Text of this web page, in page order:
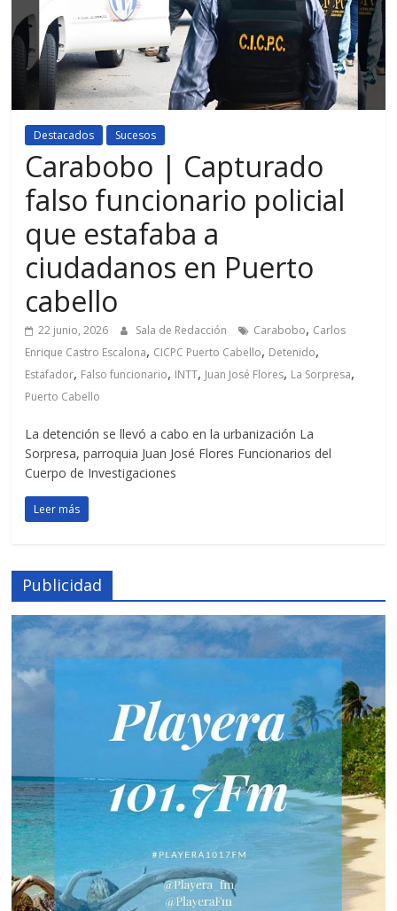
Destacados Sucesos
Carabobo | Capturado
falso funcionario policial
que estafaba a
ciudadanos en Puerto
cabello
22 junio, 2026 Sala de Redacción Carabobo, Carlos
Enrique Castro Escalona, CICPC Puerto Cabello, Detenido,
Estafador, Falso funcionario, INTT, Juan José Flores, La Sorpresa,
Puerto Cabello
La detención se llevó a cabo en la urbanización La
Sorpresa, parroquia Juan José Flores Funcionarios del
Cuerpo de Investigaciones
Leer más
Publicidad